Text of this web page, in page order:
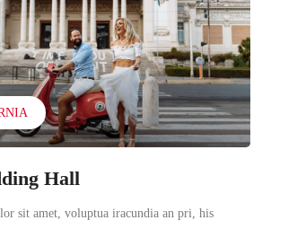
Hall
sit amet, voluptua iracundia an pri, his